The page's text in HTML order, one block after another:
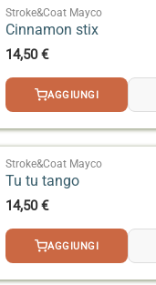
Stroke&Coat Mayco
Cinnamon stix
14,50€
AGGIUNGI
Stroke&Coat Mayco
Tu tu tango
14,50€
AGGIUNGI